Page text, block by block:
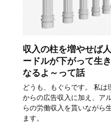
収入の柱を増やせば
ードルが下がって生
なるよ～って話
どうも、もぐらです。 私は
からの広告収入に加え、ア
らの労働収入を貰いながら
ます。